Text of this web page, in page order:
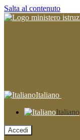
Salta al contenuto
Italiano
Italiano
Accedi